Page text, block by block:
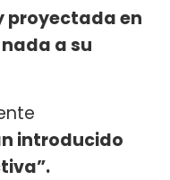
proyectada en
a su
introducido